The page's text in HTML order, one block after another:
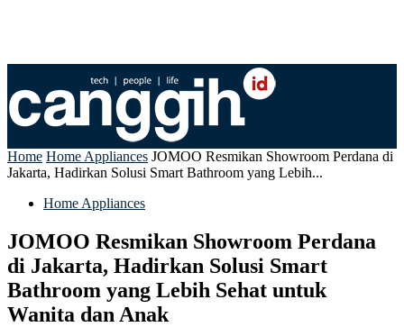
Home Home Appliances JOMOO Resmikan Showroom Perdana di
Jakarta, Hadirkan Solusi Smart Bathroom yang Lebih...
Home Appliances
JOMOO Resmikan Showroom Perdana
di Jakarta, Hadirkan Solusi Smart
Bathroom yang Lebih Sehat untuk
Wanita dan Anak